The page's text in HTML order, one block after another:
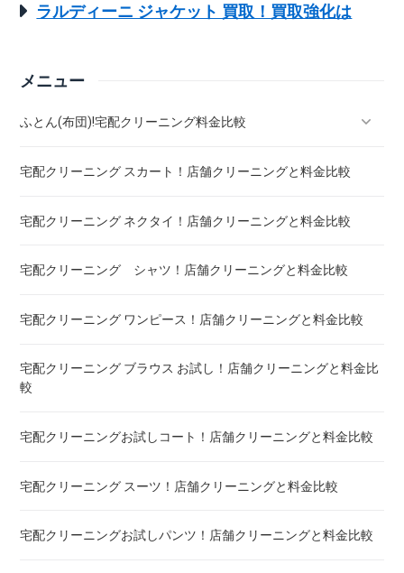
ラルディーニ ジャケット 買取！買取強化は
メニュー
ふとん(布団)!宅配クリーニング料金比較
羽毛ふとん(布団)!宅配クリーニング料金比較
こたつ布団 クリーニング ! 料金 比較
布団クリーニング ! ダニ除去率ランキング
布団クリーニング 真空圧縮サービス 料金比較 ! 市販の圧縮袋
宅配クリーニング 絨毯・カーペット ! 料金 比較
宅配クリーニング シーツ ! 安いランキング
布団クリーニング 敷布団 ! 料金 比較
宅配クリーニング スカート！店舗クリーニングと料金比較
宅配クリーニング ネクタイ！店舗クリーニングと料金比較
宅配クリーニング シャツ！店舗クリーニングと料金比較
宅配クリーニング ワンピース！店舗クリーニングと料金比較
宅配クリーニング ブラウス お試し！店舗クリーニングと料金比
較
宅配クリーニングお試しコート！店舗クリーニングと料金比較
宅配クリーニング スーツ！店舗クリーニングと料金比較
宅配クリーニングお試しパンツ！店舗クリーニングと料金比較